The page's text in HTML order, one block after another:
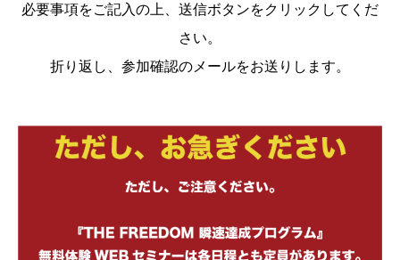
必要事項をご記入の上、送信ボタンをクリックしてくだ
さい。
折り返し、参加確認のメールをお送りします。